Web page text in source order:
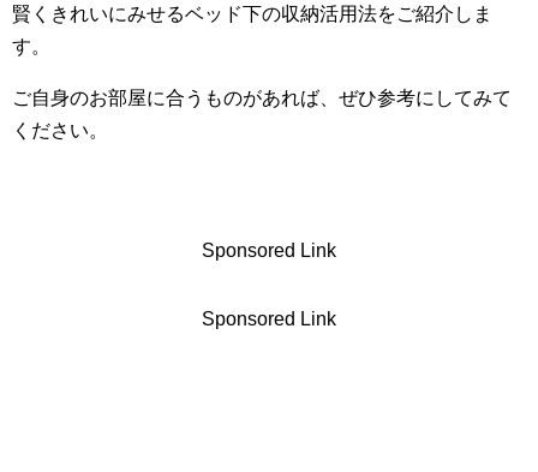
賢くきれいにみせるベッド下の収納活用法をご紹介しま
す。
ご自身のお部屋に合うものがあれば、ぜひ参考にしてみて
ください。
Sponsored Link
Sponsored Link